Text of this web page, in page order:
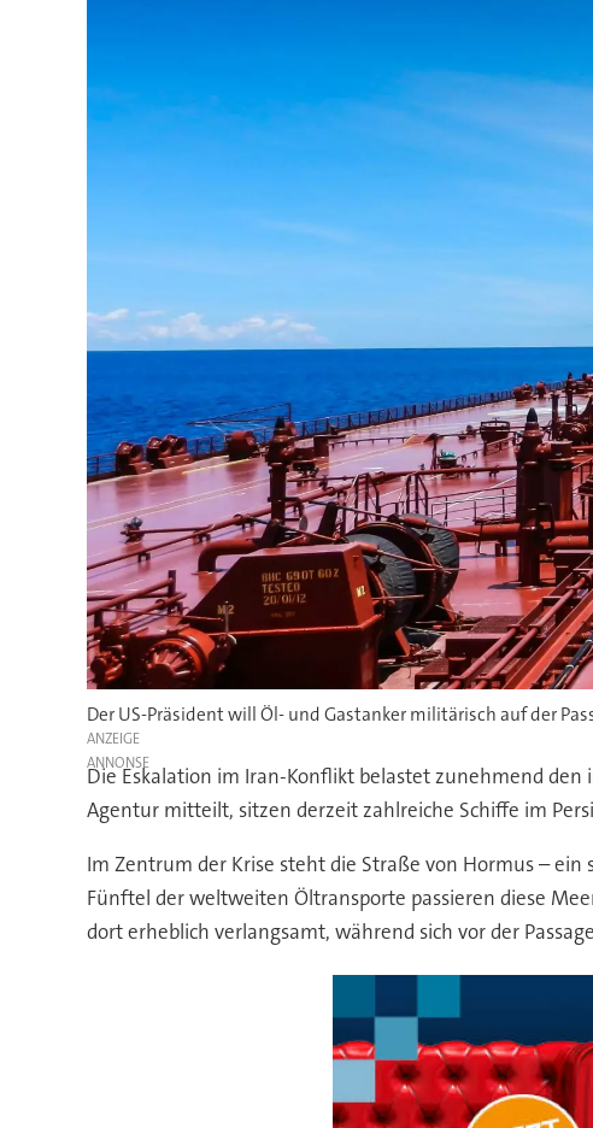
Der US-Präsident will Öl- und Gastanker militärisch auf der
ANZEIGE
Die Eskalation im Iran-Konflikt belastet zunehmend den
Agentur mitteilt, sitzen derzeit zahlreiche Schiffe im
Im Zentrum der Krise steht die Straße von Hormus –
Fünftel der weltweiten Öltransporte passieren diese
dort erheblich verlangsamt, während sich vor der